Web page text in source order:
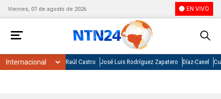
Viernes, 07 de agosto de 2026 EN VIVO
Raúl Castro José Luis Rodríguez Zapatero Díaz-Canel